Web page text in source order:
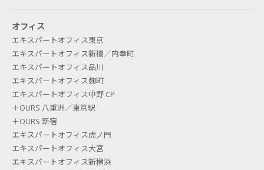
オフィス
エキスパートオフィス東京
エキスパートオフィス新橋／内幸町
エキスパートオフィス品川
エキスパートオフィス麹町
エキスパートオフィス中野 CP
＋OURS 八重洲／東京駅
＋OURS 新宿
エキスパートオフィス虎ノ門
エキスパートオフィス大宮
エキスパートオフィス新横浜